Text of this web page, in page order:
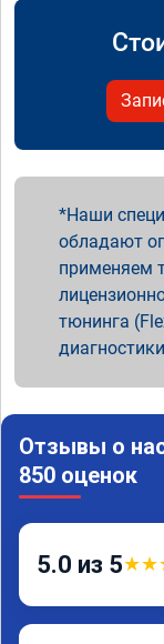
Наши
обладают
применяем
тюнинга
Отзывы о
850 оценок
5.0 из 5★★